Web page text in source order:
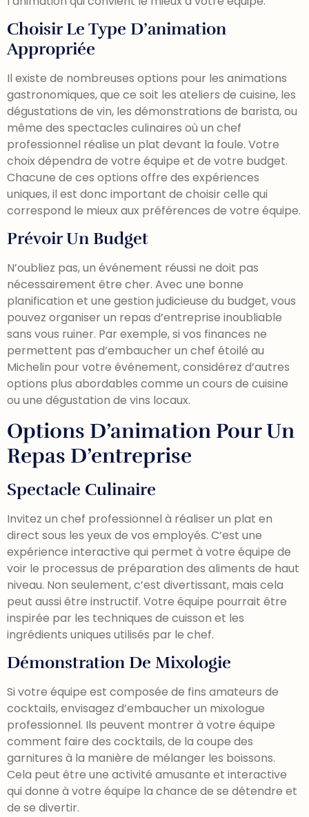
Choisir Le Type D’animation
Appropriée
Il existe de nombreuses options pour les animations
gastronomiques, que ce soit les ateliers de cuisine, les
dégustations de vin, les démonstrations de barista, ou
même des spectacles culinaires où un chef
professionnel réalise un plat devant la foule. Votre
choix dépendra de votre équipe et de votre budget.
Chacune de ces options offre des expériences
uniques, il est donc important de choisir celle qui
correspond le mieux aux préférences de votre équipe.
Prévoir Un Budget
N’oubliez pas, un événement réussi ne doit pas
nécessairement être cher. Avec une bonne
planification et une gestion judicieuse du budget, vous
pouvez organiser un repas d’entreprise inoubliable
sans vous ruiner. Par exemple, si vos finances ne
permettent pas d’embaucher un chef étoilé au
Michelin pour votre événement, considérez d’autres
options plus abordables comme un cours de cuisine
ou une dégustation de vins locaux.
Options D’animation Pour Un
Repas D’entreprise
Spectacle Culinaire
Invitez un chef professionnel à réaliser un plat en
direct sous les yeux de vos employés. C’est une
expérience interactive qui permet à votre équipe de
voir le processus de préparation des aliments de haut
niveau. Non seulement, c’est divertissant, mais cela
peut aussi être instructif. Votre équipe pourrait être
inspirée par les techniques de cuisson et les
ingrédients uniques utilisés par le chef.
Démonstration De Mixologie
Si votre équipe est composée de fins amateurs de
cocktails, envisagez d’embaucher un mixologue
professionnel. Ils peuvent montrer à votre équipe
comment faire des cocktails, de la coupe des
garnitures à la manière de mélanger les boissons.
Cela peut être une activité amusante et interactive
qui donne à votre équipe la chance de se détendre et
de se divertir.